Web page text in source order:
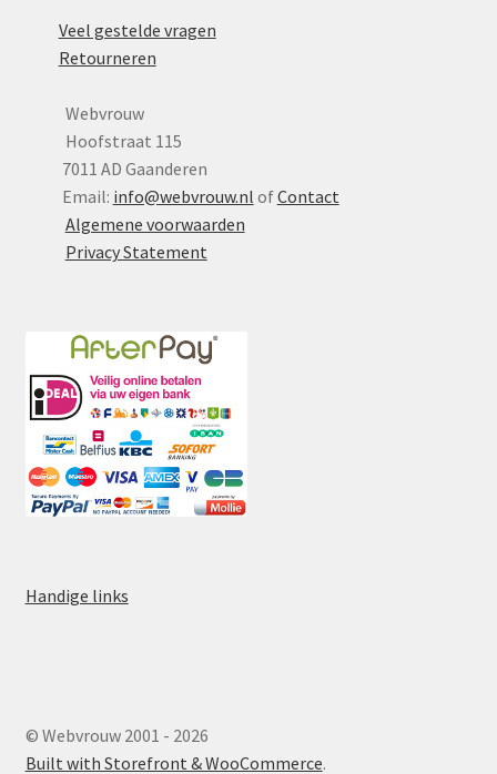
Veel gestelde vragen
Retourneren
Webvrouw
Hoofstraat 115
7011 AD Gaanderen
Email: info@webvrouw.nl ofContact
Algemene voorwaarden
Privacy Statement
Handige links
© Webvrouw 2001 - 2026
Built with Storefront & WooCommerce.